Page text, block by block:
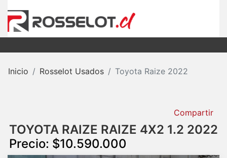
Inicio Rosselot Usados Toyota Raize 2022
Compartir
TOYOTA RAIZE RAIZE 4X2 1.2 2022
Precio: $10.590.000